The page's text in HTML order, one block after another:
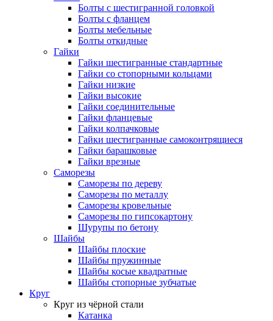
Болты с шестигранной головкой
Болты с фланцем
Болты мебельные
Болты откидные
Гайки
Гайки шестигранные стандартные
Гайки со стопорными кольцами
Гайки низкие
Гайки высокие
Гайки соединительные
Гайки фланцевые
Гайки колпачковые
Гайки шестигранные самоконтрящиеся
Гайки барашковые
Гайки врезные
Саморезы
Саморезы по дереву
Саморезы по металлу
Саморезы кровельные
Саморезы по гипсокартону
Шурупы по бетону
Шайбы
Шайбы плоские
Шайбы пружинные
Шайбы косые квадратные
Шайбы стопорные зубчатые
Круг
Круг из чёрной стали
Катанка